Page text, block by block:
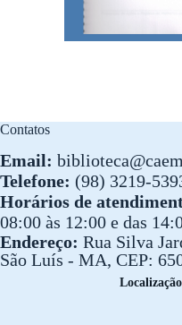
Contatos
Email:
Telefone: (98) 3219-
Horários de
08:00 às 12:00 e das
Endereço: Rua Silva
São Luís - MA, CEP: